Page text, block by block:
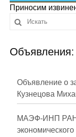
Отчетность
Публикации
Научная жизнь
Приносим
Объявления:
Объявление о
Кузнецова
МАЭФ-ИНП РАН: